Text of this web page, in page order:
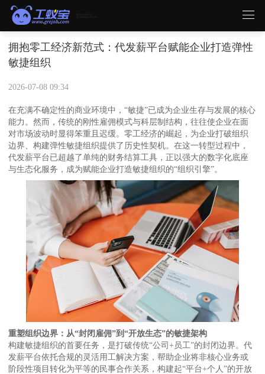
拥抱零工经济新范式：代发薪平台赋能企业打造弹性
敏捷组织
2026-07-08 09:34
在充满不确定性的商业环境中，“敏捷”已成为企业生存与发展的核心
能力。然而，传统的刚性雇佣模式与科层制结构，往往使企业在面
对市场波动时显得笨重且迟缓。零工经济的崛起，为企业打破组织
边界、构建弹性敏捷组织提供了历史性契机。在这一转型过程中，
代发薪平台已超越了单纯的财务结算工具，正以强大的数字化底座
与生态化服务，成为赋能企业打造敏捷组织的“组织引擎”。
重塑组织边界：从“封闭雇佣”到“开放生态”的敏捷架构
构建敏捷组织的首要任务，是打破传统“公司+员工”的封闭边界。代
发薪平台依托合规的灵活用工解决方案，帮助企业将非核心业务或
阶段性项目转化为平等的民事合作关系，构建起“平台+个人”的开放